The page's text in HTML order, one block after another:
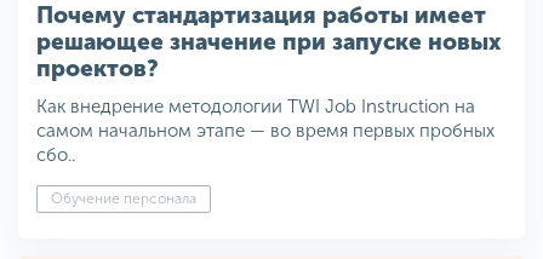
Почему стандартизация работы имеет
решающее значение при запуске новых
проектов?
Как внедрение методологии TWI Job Instruction на
самом начальном этапе — во время первых пробных
сбо..
Обучение персонала